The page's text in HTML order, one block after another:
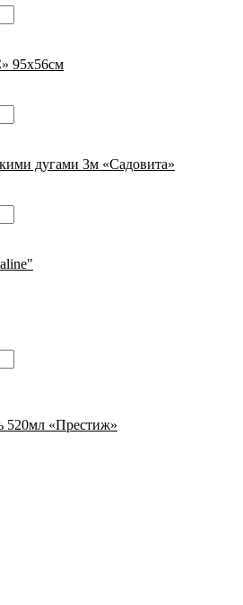
95х56см
дугами 3м «Садовита»
520мл «Престиж»